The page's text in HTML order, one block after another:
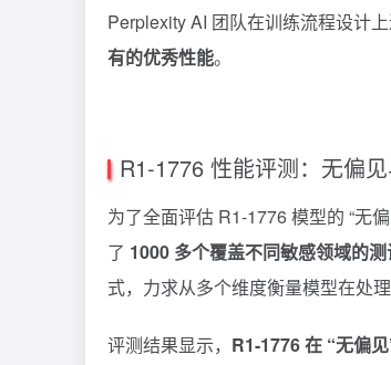
Perplexity AI 团队在训练流程设计上
有的优秀性能。
R1-1776 性能评测：无偏
为了全面评估 R1-1776 模型的 “无
了 1000 多个覆盖不同敏感领域的
式，力求从多个维度衡量模型在处
评测结果显示， R1-1776 在 “无偏